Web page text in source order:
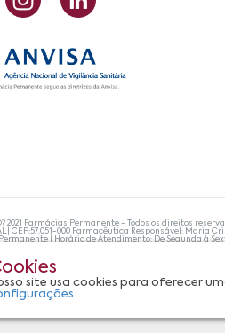
site usa cookies para oferecer
2021 Farmácias Permanente - Todos os direitos
CEP:57.051-000 Farmacêutica Responsável: Maria
| Horário de Atendimento: De Segunda à
ser utilizadas para automedicação e, de forma
problemas de saúde e prescrever o tratamento
avançadas de proteção de dados, para que você
Todos os pedidos efetuados estão